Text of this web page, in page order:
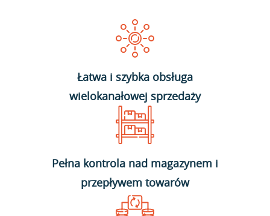
Łatwa i szybka obsługa
wielokanałowej sprzedaży
Pełna kontrola nad magazynem i
przepływem towarów